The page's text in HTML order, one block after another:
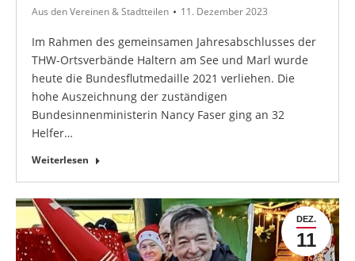
Aus den Vereinen & Stadtteilen 11. Dezember 2023
Im Rahmen des gemeinsamen Jahresabschlusses der
THW-Ortsverbände Haltern am See und Marl wurde
heute die Bundesflutmedaille 2021 verliehen. Die
hohe Auszeichnung der zuständigen
Bundesinnenministerin Nancy Faser ging an 32
Helfer…
Weiterlesen
DEZ.
11